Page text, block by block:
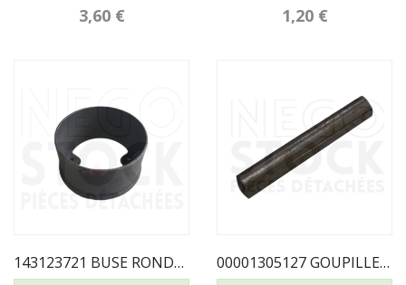
3,60 € 1,20 €
143123721 BUSE RONDE 125 3721 00001305127 GOUPILLE CANNELÉE 6 X 40